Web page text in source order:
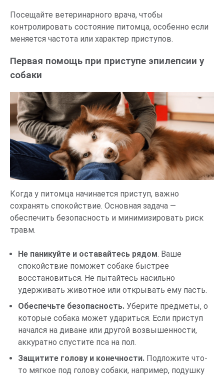
Посещайте ветеринарного врача, чтобы
контролировать состояние питомца, особенно если
меняется частота или характер приступов.
Первая помощь при приступе эпилепсии у
собаки
Когда у питомца начинается приступ, важно
сохранять спокойствие. Основная задача —
обеспечить безопасность и минимизировать риск
травм.
Не паникуйте и оставайтесь рядом. Ваше
спокойствие поможет собаке быстрее
восстановиться. Не пытайтесь насильно
удерживать животное или открывать ему пасть.
Обеспечьте безопасность. Уберите предметы, о
которые собака может удариться. Если приступ
начался на диване или другой возвышенности,
аккуратно спустите пса на пол.
Защитите голову и конечности. Подложите что-
то мягкое под голову собаки, например, подушку